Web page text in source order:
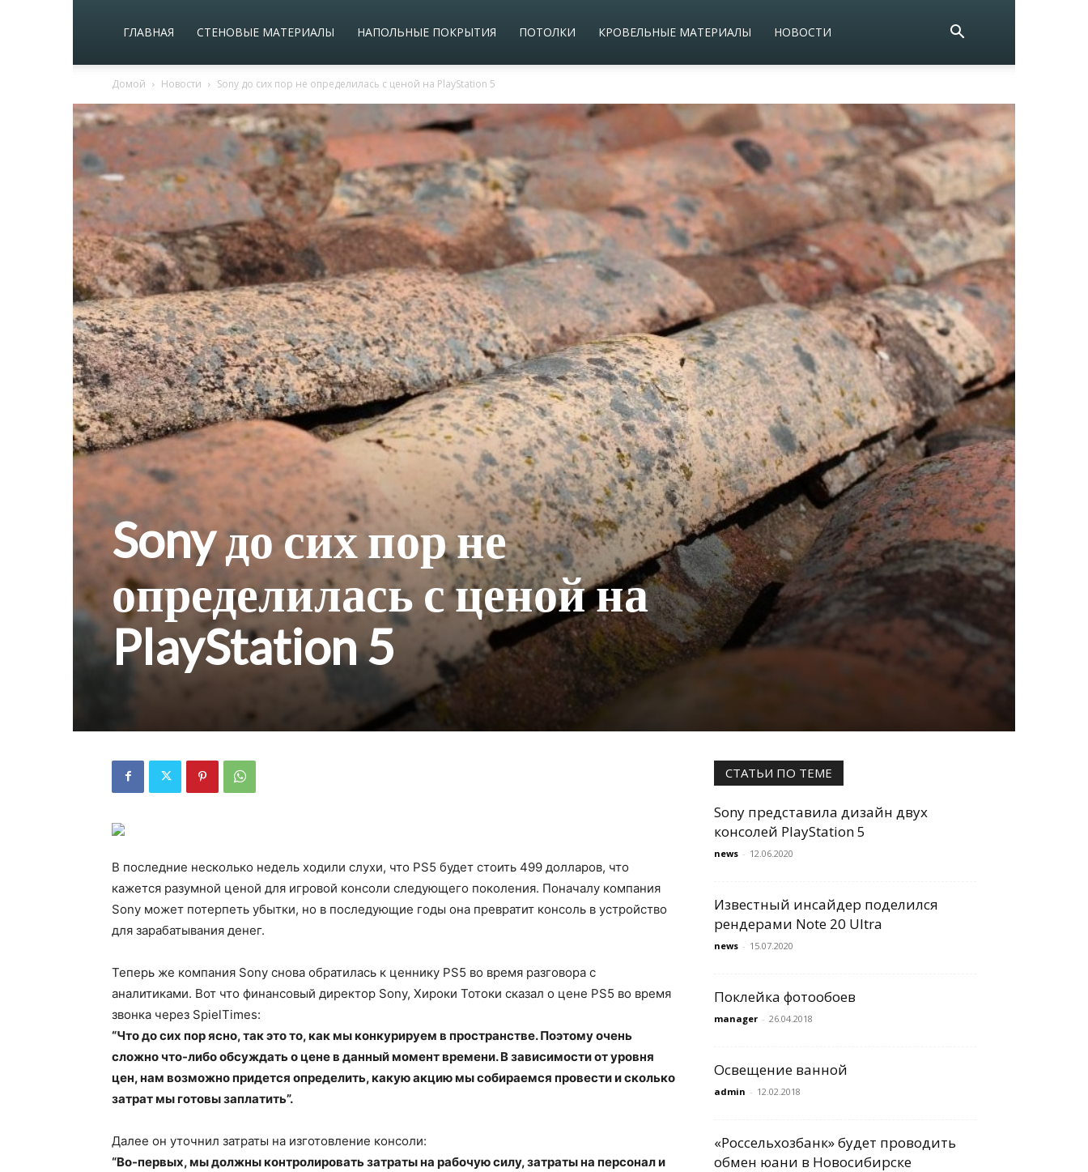
ГЛАВНАЯ СТЕНОВЫЕ МАТЕРИАЛЫ НАПОЛЬНЫЕ ПОКРЫТИЯ ПОТОЛКИ КРОВЕЛЬНЫЕ МАТЕРИАЛЫ НОВОСТИ
Домой Новости Sony до сих пор не определилась с ценой на PlayStation 5
Sony до сих пор не
определилась с ценой на
PlayStation 5
В последние несколько недель ходили слухи, что PS5 будет стоить 499 долларов, что
кажется разумной ценой для игровой консоли следующего поколения. Поначалу компания
Sony может потерпеть убытки, но в последующие годы она превратит консоль в устройство
для зарабатывания денег.
Теперь же компания Sony снова обратилась к ценнику PS5 во время разговора с
аналитиками. Вот что финансовый директор Sony, Хироки Тотоки сказал о цене PS5 во время
звонка через SpielTimes:
“Что до сих пор ясно, так это то, как мы конкурируем в пространстве. Поэтому очень
сложно что-либо обсуждать о цене в данный момент времени. В зависимости от уровня
цен, нам возможно придется определить, какую акцию мы собираемся провести и сколько
затрат мы готовы заплатить”.
Далее он уточнил затраты на изготовление консоли:
“Во-первых, мы должны контролировать затраты на рабочую силу, затраты на персонал и
СТАТЬИ ПО ТЕМЕ
Sony представила дизайн двух
консолей PlayStation 5
news - 12.06.2020
Известный инсайдер поделился
рендерами Note 20 Ultra
news - 15.07.2020
Поклейка фотообоев
manager - 26.04.2018
Освещение ванной
admin - 12.02.2018
«Россельхозбанк» будет проводить
обмен юани в Новосибирске